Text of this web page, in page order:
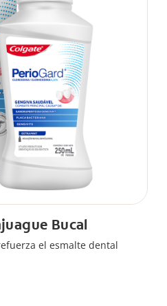
Bucal
el esmalte dental